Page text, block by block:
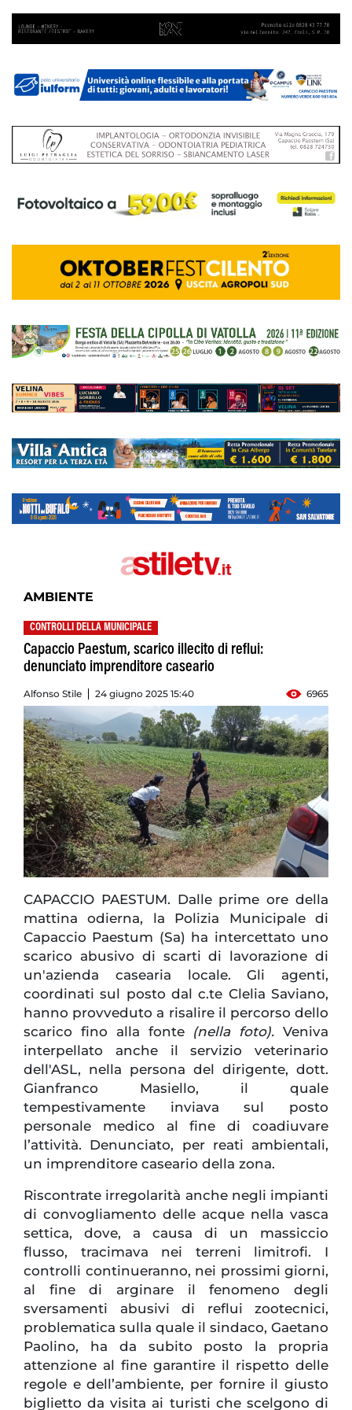
AMBIENTE
CONTROLLI DELLA MUNICIPALE
Capaccio Paestum, scarico illecito di reflui:
denunciato imprenditore caseario
Alfonso Stile 24 giugno 2025 15:40 6965
CAPACCIO PAESTUM. Dalle prime ore della
mattina odierna, la Polizia Municipale di
Capaccio Paestum (Sa) ha intercettato uno
scarico abusivo di scarti di lavorazione di
un'azienda casearia locale. Gli agenti,
coordinati sul posto dal c.te Clelia Saviano,
hanno provveduto a risalire il percorso dello
scarico fino alla fonte (nella foto). Veniva
interpellato anche il servizio veterinario
dell'ASL, nella persona del dirigente, dott.
Gianfranco Masiello, il quale
tempestivamente inviava sul posto
personale medico al fine di coadiuvare
l’attività. Denunciato, per reati ambientali,
un imprenditore caseario della zona.
Riscontrate irregolarità anche negli impianti
di convogliamento delle acque nella vasca
settica, dove, a causa di un massiccio
flusso, tracimava nei terreni limitrofi. I
controlli continueranno, nei prossimi giorni,
al fine di arginare il fenomeno degli
sversamenti abusivi di reflui zootecnici,
problematica sulla quale il sindaco, Gaetano
Paolino, ha da subito posto la propria
attenzione al fine garantire il rispetto delle
regole e dell’ambiente, per fornire il giusto
biglietto da visita ai turisti che scelgono di